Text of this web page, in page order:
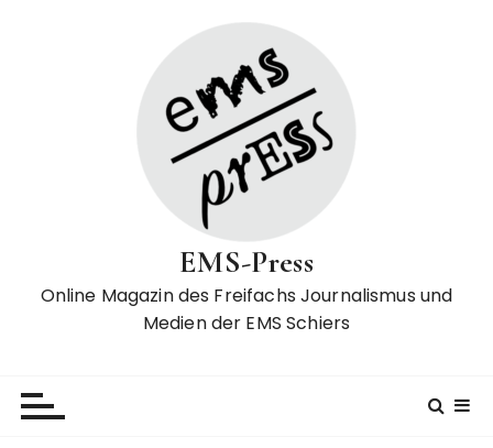
EMS-Press
Online Magazin des Freifachs Journalismus und
Medien der EMS Schiers